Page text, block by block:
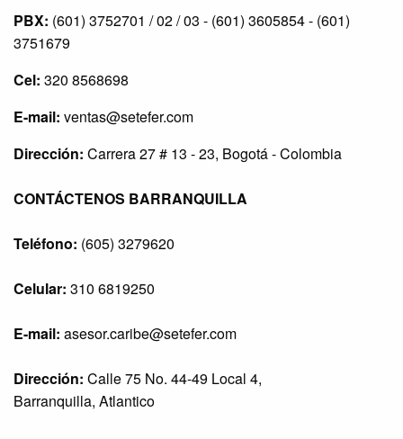
PBX: (601) 3752701 / 02 / 03 - (601) 3605854 - (601)
3751679
Cel: 320 8568698
E-mail: ventas@setefer.com
Dirección: Carrera 27 # 13 - 23, Bogotá - Colombia
CONTÁCTENOS BARRANQUILLA
Teléfono: (605) 3279620
Celular: 310 6819250
E-mail: asesor.caribe@setefer.com
Dirección: Calle 75 No. 44-49 Local 4,
Barranquilla, Atlantico